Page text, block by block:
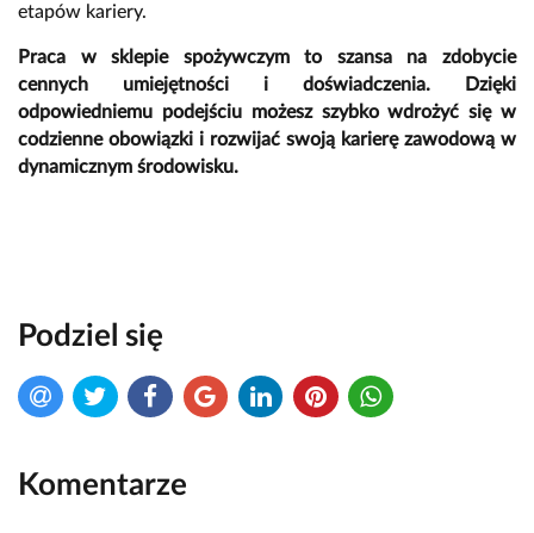
etapów kariery.
Praca w sklepie spożywczym to szansa na zdobycie
cennych umiejętności i doświadczenia. Dzięki
odpowiedniemu podejściu możesz szybko wdrożyć się w
codzienne obowiązki i rozwijać swoją karierę zawodową w
dynamicznym środowisku.
Podziel się
Komentarze